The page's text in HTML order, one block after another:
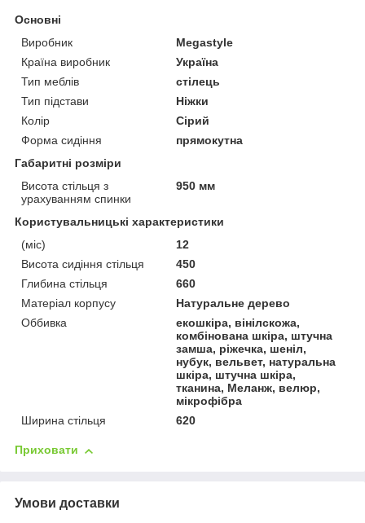
Основні
Виробник
Megastyle
Країна виробник
Україна
Тип меблів
стілець
Тип підстави
Ніжки
Колір
Сірий
Форма сидіння
прямокутна
Габаритні розміри
Висота стільця з
урахуванням спинки
950 мм
Користувальницькі характеристики
(міс)
12
Висота сидіння стільця
450
Глибина стільця
660
Матеріал корпусу
Натуральне дерево
Оббивка
екошкіра, вінілскожа,
комбінована шкіра, штучна
замша, ріжечка, шеніл,
нубук, вельвет, натуральна
шкіра, штучна шкіра,
тканина, Меланж, велюр,
мікрофібра
Ширина стільця
620
Приховати
Умови доставки